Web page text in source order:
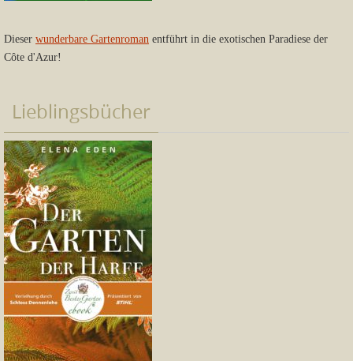
Dieser wunderbare Gartenroman entführt in die exotischen Paradiese der
Côte d'Azur!
Lieblingsbücher